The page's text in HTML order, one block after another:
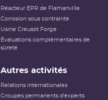
Réacteur EPR de Flamanville
Corrosion sous contrainte
Usine Creusot Forge
Évaluations complémentaires de
sûreté
Autres activités
Relations internationales
Groupes permanents d'experts